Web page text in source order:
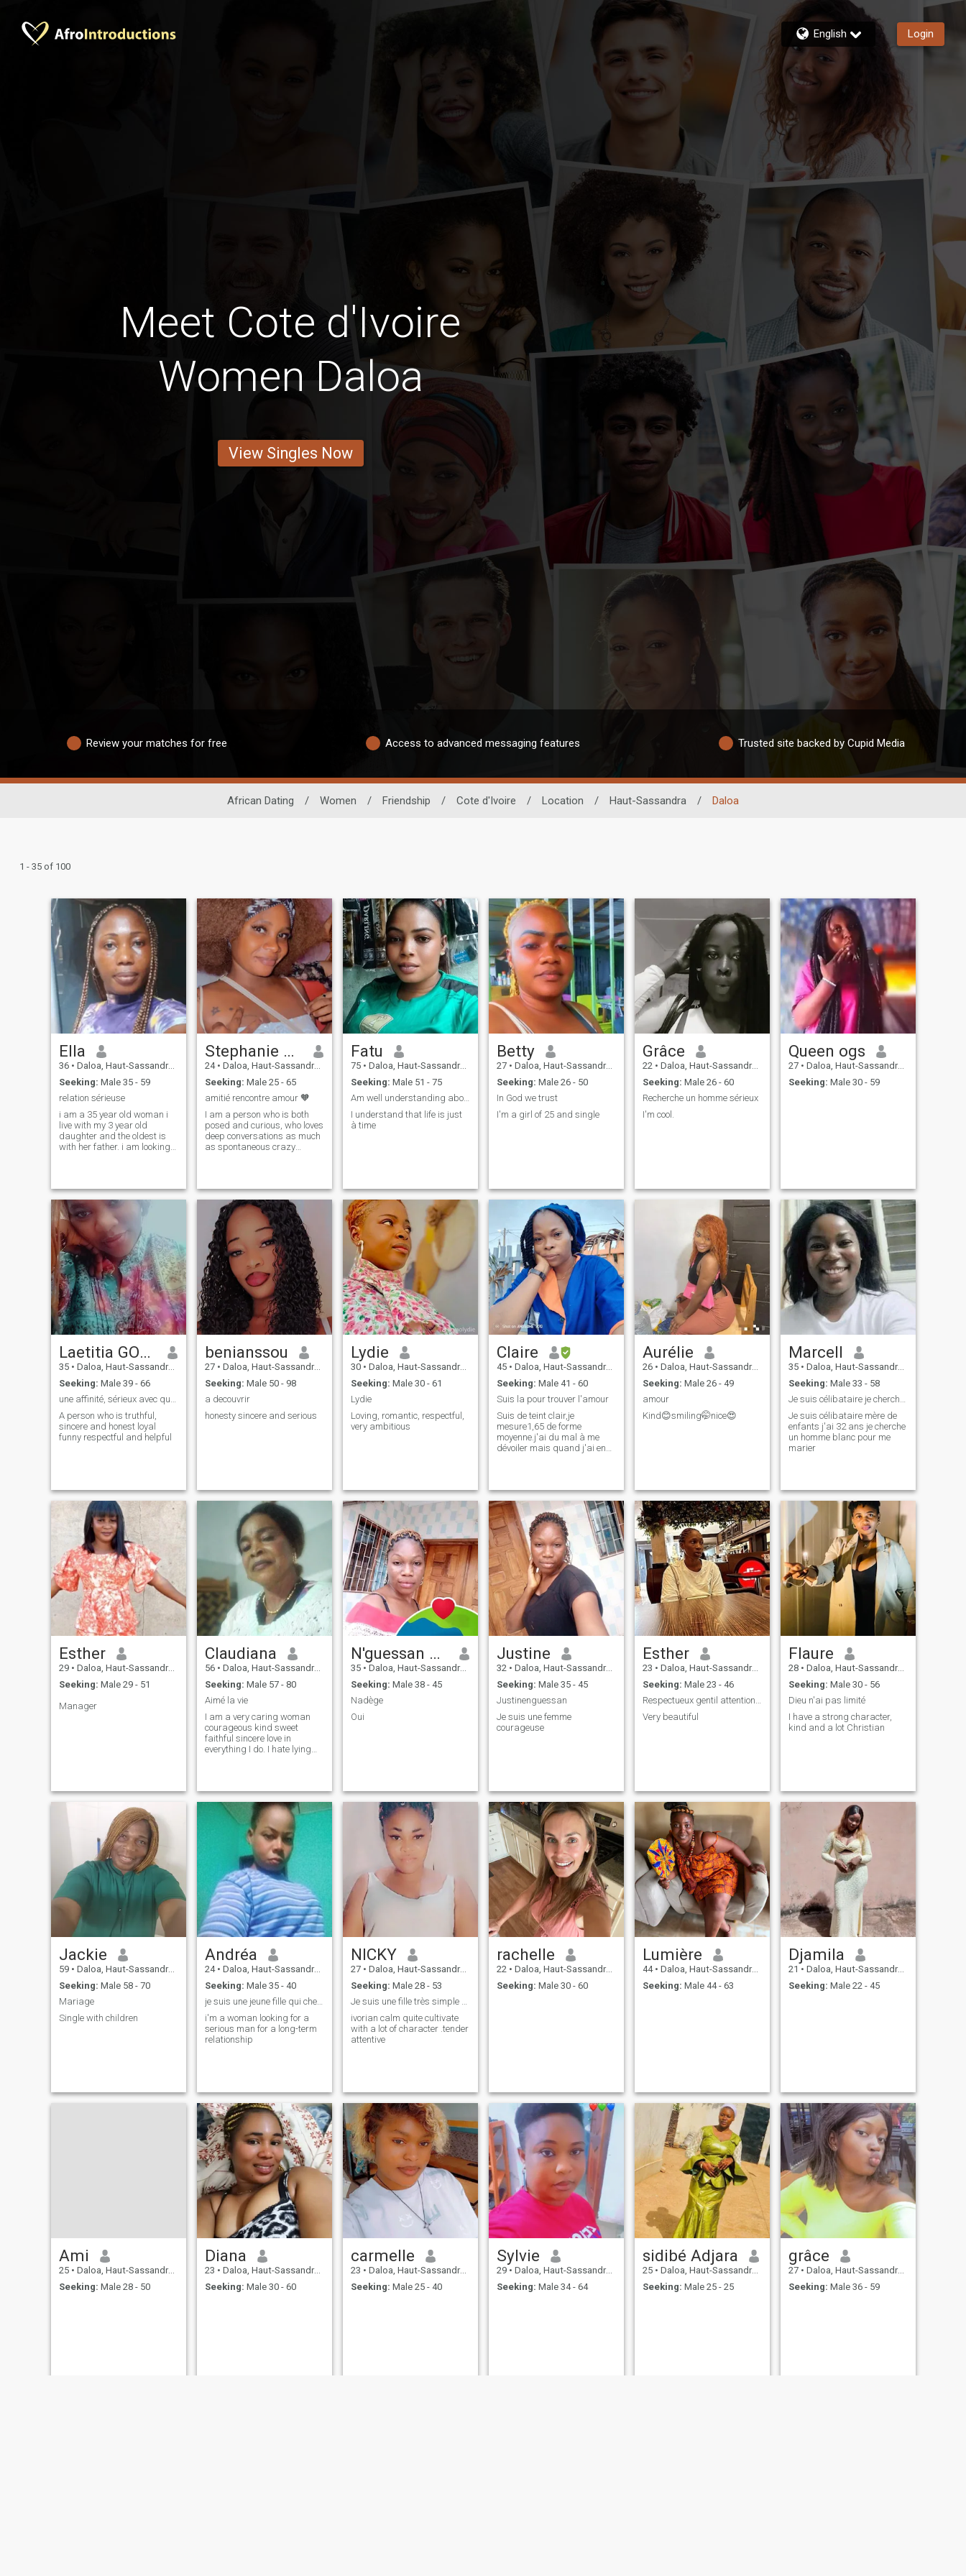
English Login
Meet Cote d'Ivoire
Women Daloa
View Singles Now
Review your matches for free Access to advanced messaging features Trusted site backed by Cupid Media
African Dating / Women / Friendship / Cote d'Ivoire / Location / Haut-Sassandra / Daloa
1 - 35 of 100
Ella
36 • Daloa, Haut-Sassandra, Cote d'Ivoire
Seeking: Male 35 - 59
relation sérieuse
i am a 35 year old woman i
live with my 3 year old
daughter and the oldest is
with her father. i am looking
founded a family in loyalty,
fidelity, sincerity, respect, in
the good and bad times
together for life 🙏
Stephanie kimora
24 • Daloa, Haut-Sassandra, Cote d'Ivoire
Seeking: Male 25 - 65
amitié rencontre amour 🧡
I am a person who is both
posed and curious, who loves
deep conversations as much
as spontaneous crazy
something true, with
someone who shares similar
values
Fatu
75 • Daloa, Haut-Sassandra, Cote d'Ivoire
Seeking: Male 51 - 75
Am well understanding about life
I understand that life is just
à time
Betty
27 • Daloa, Haut-Sassandra, Cote d'Ivoire
Seeking: Male 26 - 50
In God we trust
I'm a girl of 25 and single
Grâce
22 • Daloa, Haut-Sassandra, Cote d'Ivoire
Seeking: Male 26 - 60
Recherche un homme sérieux
I'm cool.
Queen ogs
27 • Daloa, Haut-Sassandra, Cote d'Ivoire
Seeking: Male 30 - 59
Laetitia GOGOUE
35 • Daloa, Haut-Sassandra, Cote d'Ivoire
Seeking: Male 39 - 66
une affinité, sérieux avec qui faire connaissance
A person who is truthful,
sincere and honest loyal
funny respectful and helpful
benianssou
27 • Daloa, Haut-Sassandra, Cote d'Ivoire
Seeking: Male 50 - 98
a decouvrir
honesty sincere and serious
Lydie
30 • Daloa, Haut-Sassandra, Cote d'Ivoire
Seeking: Male 30 - 61
Lydie
Loving, romantic, respectful,
very ambitious
Claire
45 • Daloa, Haut-Sassandra, Cote d'Ivoire
Seeking: Male 41 - 60
Suis la pour trouver l'amour
Suis de teint clair,je
mesure1,65 de forme
moyenne.j'ai du mal à me
dévoiler mais quand j'ai en
Aurélie
26 • Daloa, Haut-Sassandra, Cote d'Ivoire
Seeking: Male 26 - 49
amour
Kind😊smiling🤭nice😍
Marcell
35 • Daloa, Haut-Sassandra, Cote d'Ivoire
Seeking: Male 33 - 58
Je suis célibataire je cherche un homme blanc
Je suis célibataire mère de
enfants j'ai 32 ans je cherche
un homme blanc pour me
marier
Esther
29 • Daloa, Haut-Sassandra, Cote d'Ivoire
Seeking: Male 29 - 51
Manager
Claudiana
56 • Daloa, Haut-Sassandra, Cote d'Ivoire
Seeking: Male 57 - 80
Aimé la vie
I am a very caring woman
courageous kind sweet
faithful sincere love in
everything I do. I hate lying
N'guessan Nadège
35 • Daloa, Haut-Sassandra, Cote d'Ivoire
Seeking: Male 38 - 45
Nadège
Oui
Justine
32 • Daloa, Haut-Sassandra, Cote d'Ivoire
Seeking: Male 35 - 45
Justinenguessan
Je suis une femme
courageuse
Esther
23 • Daloa, Haut-Sassandra, Cote d'Ivoire
Seeking: Male 23 - 46
Respectueux gentil attentionné aimable adorable
Very beautiful
Flaure
28 • Daloa, Haut-Sassandra, Cote d'Ivoire
Seeking: Male 30 - 56
Dieu n'ai pas limité
I have a strong character,
kind and a lot Christian
Jackie
59 • Daloa, Haut-Sassandra, Cote d'Ivoire
Seeking: Male 58 - 70
Mariage
Single with children
Andréa
24 • Daloa, Haut-Sassandra, Cote d'Ivoire
Seeking: Male 35 - 40
je suis une jeune fille qui cherche un homme
i'm a woman looking for a
serious man for a long-term
relationship
NICKY
27 • Daloa, Haut-Sassandra, Cote d'Ivoire
Seeking: Male 28 - 53
Je suis une fille très simple et compressive
ivorian calm quite cultivate
with a lot of character .tender
attentive
rachelle
22 • Daloa, Haut-Sassandra, Cote d'Ivoire
Seeking: Male 30 - 60
Lumière
44 • Daloa, Haut-Sassandra, Cote d'Ivoire
Seeking: Male 44 - 63
Djamila
21 • Daloa, Haut-Sassandra, Cote d'Ivoire
Seeking: Male 22 - 45
Ami
25 • Daloa, Haut-Sassandra, Cote d'Ivoire
Seeking: Male 28 - 50
Diana
23 • Daloa, Haut-Sassandra, Cote d'Ivoire
Seeking: Male 30 - 60
carmelle
23 • Daloa, Haut-Sassandra, Cote d'Ivoire
Seeking: Male 25 - 40
Sylvie
29 • Daloa, Haut-Sassandra, Cote d'Ivoire
Seeking: Male 34 - 64
sidibé Adjara
25 • Daloa, Haut-Sassandra, Cote d'Ivoire
Seeking: Male 25 - 25
grâce
27 • Daloa, Haut-Sassandra, Cote d'Ivoire
Seeking: Male 36 - 59